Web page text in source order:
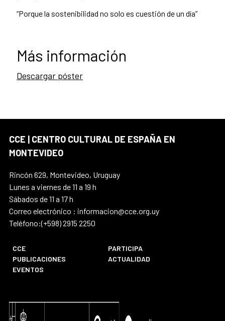
“Porque la sostenibilidad no solo es cuestión de un día”
Más información
Descargar póster
CCE | CENTRO CULTURAL DE ESPAÑA EN
MONTEVIDEO
Rincón 629, Montevideo, Uruguay
Lunes a viernes de 11 a 19 h
Sábados de 11 a 17 h
Correo electrónico : informacion@cce.org.uy
Teléfono:(+598) 2915 2250
CCE
PARTICIPA
PUBLICACIONES
ACTUALIDAD
EVENTOS